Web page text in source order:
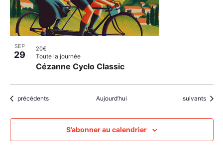
SEP
29
Cézanne Cyclo Classic
Toute la journée
20€
Évènements
précédents Aujourd’hui Évènements
suivants
S’abonner au calendrier